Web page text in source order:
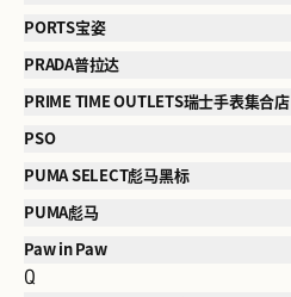
PORTS宝姿
PRADA普拉达
PRIME TIME OUTLETS瑞士手表集合店
PSO
PUMA SELECT彪马黑标
PUMA彪马
Paw in Paw
Q